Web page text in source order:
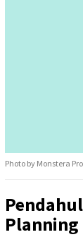
Photo by Monstera